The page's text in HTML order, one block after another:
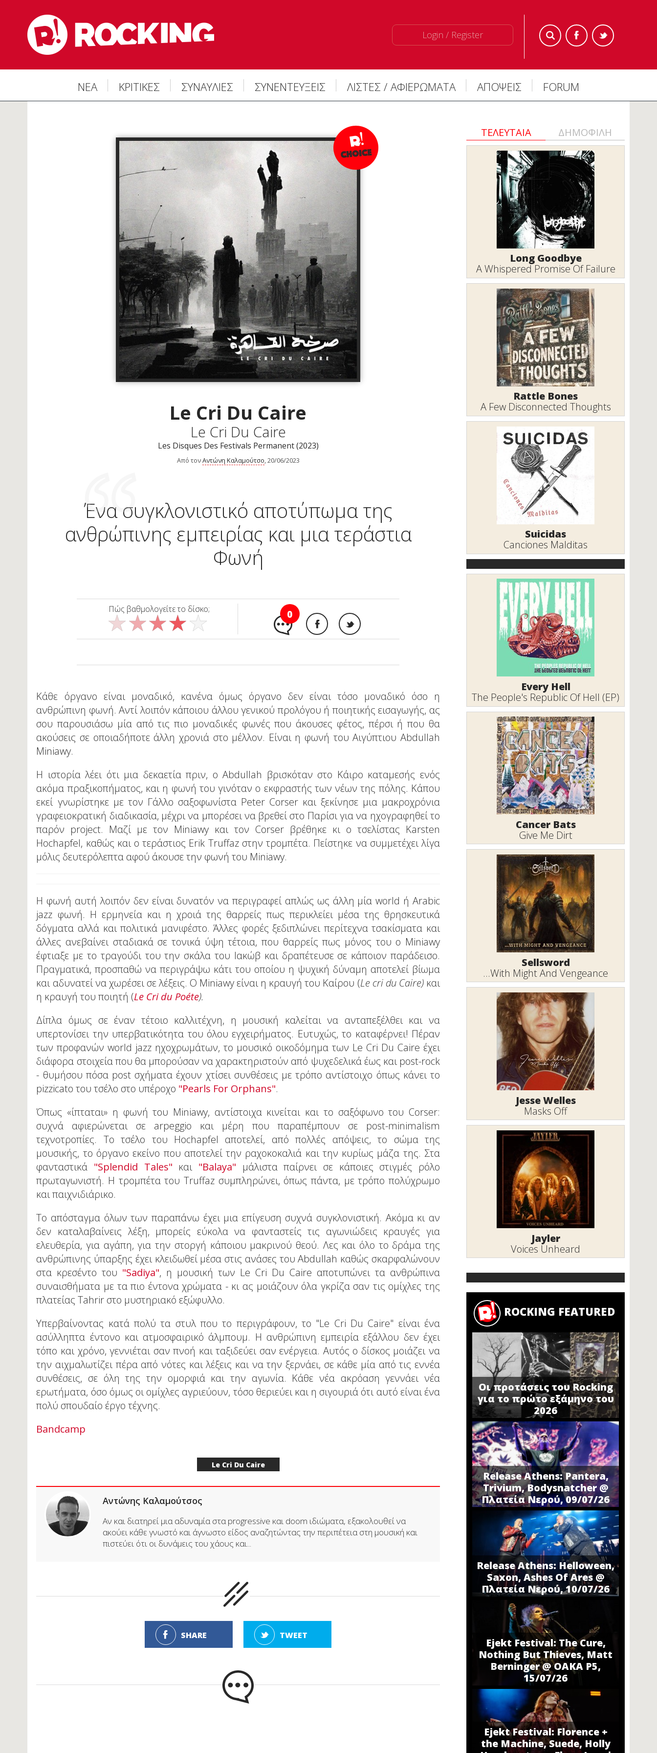
Login / Register
ΝΕΑ ΚΡΙΤΙΚΕΣ ΣΥΝΑΥΛΙΕΣ ΣΥΝΕΝΤΕΥΞΕΙΣ ΛΙΣΤΕΣ / ΑΦΙΕΡΩΜΑΤΑ ΑΠΟΨΕΙΣ FORUM
Le Cri Du Caire
Le Cri Du Caire
Les Disques Des Festivals Permanent (2023)
Από τονΑντώνη Καλαμούτσο, 20/06/2023
Ένα συγκλονιστικό αποτύπωμα της
ανθρώπινης εμπειρίας και μια τεράστια
Φωνή
Πώς βαθμολογείτε το δίσκο; 0
Κάθε όργανο είναι μοναδικό, κανένα όμως όργανο δεν είναι τόσο μοναδικό όσο η
ανθρώπινη φωνή. Αντί λοιπόν κάποιου άλλου γενικού προλόγου ή ποιητικής εισαγωγής, ας
σου παρουσιάσω μία από τις πιο μοναδικές φωνές που άκουσες φέτος, πέρσι ή που θα
ακούσεις σε οποιαδήποτε άλλη χρονιά στο μέλλον. Είναι η φωνή του Αιγύπτιου Abdullah
Miniawy.
Η ιστορία λέει ότι μια δεκαετία πριν, ο Abdullah βρισκόταν στο Κάιρο καταμεσής ενός
ακόμα πραξικοπήματος, και η φωνή του γινόταν ο εκφραστής των νέων της πόλης. Κάπου
εκεί γνωρίστηκε με τον Γάλλο σαξοφωνίστα Peter Corser και ξεκίνησε μια μακροχρόνια
γραφειοκρατική διαδικασία, μέχρι να μπορέσει να βρεθεί στο Παρίσι για να ηχογραφηθεί το
παρόν project. Μαζί με τον Miniawy και τον Corser βρέθηκε κι ο τσελίστας Karsten
Hochapfel, καθώς και ο τεράστιος Erik Truffaz στην τρομπέτα. Πείστηκε να συμμετέχει λίγα
μόλις δευτερόλεπτα αφού άκουσε την φωνή του Miniawy.
Η φωνή αυτή λοιπόν δεν είναι δυνατόν να περιγραφεί απλώς ως άλλη μία world ή Arabic
jazz φωνή. Η ερμηνεία και η χροιά της θαρρείς πως περικλείει μέσα της θρησκευτικά
δόγματα αλλά και πολιτικά μανιφέστο. Άλλες φορές ξεδιπλώνει περίτεχνα τσακίσματα και
άλλες ανεβαίνει σταδιακά σε τονικά ύψη τέτοια, που θαρρείς πως μόνος του ο Miniawy
έφτιαξε με το τραγούδι του την σκάλα του Ιακώβ και δραπέτευσε σε κάποιον παράδεισο.
Πραγματικά, προσπαθώ να περιγράψω κάτι του οποίου η ψυχική δύναμη αποτελεί βίωμα
και αδυνατεί να χωρέσει σε λέξεις. Ο Miniawy είναι η κραυγή του Καίρου (Le cri du Caire)και
η κραυγή του ποιητή (Le Cri du Poéte).
Δίπλα όμως σε έναν τέτοιο καλλιτέχνη, η μουσική καλείται να ανταπεξέλθει και να
υπερτονίσει την υπερβατικότητα του όλου εγχειρήματος. Ευτυχώς, το καταφέρνει! Πέραν
των προφανών world jazz ηχοχρωμάτων, το μουσικό οικοδόμημα των Le Cri Du Caire έχει
διάφορα στοιχεία που θα μπορούσαν να χαρακτηριστούν από ψυχεδελικά έως και post-rock
- θυμήσου πόσα post σχήματα έχουν χτίσει συνθέσεις με τρόπο αντίστοιχο όπως κάνει το
pizzicato του τσέλο στο υπέροχο "Pearls For Orphans".
Όπως «ίπταται» η φωνή του Miniawy, αντίστοιχα κινείται και το σαξόφωνο του Corser:
συχνά αφιερώνεται σε arpeggio και μέρη που παραπέμπουν σε post-minimalism
τεχνοτροπίες. Το τσέλο του Hochapfel αποτελεί, από πολλές απόψεις, το σώμα της
μουσικής, το όργανο εκείνο που αποτελεί την ραχοκοκαλιά και την κυρίως μάζα της. Στα
φανταστικά "Splendid Tales" και "Balaya" μάλιστα παίρνει σε κάποιες στιγμές ρόλο
πρωταγωνιστή. Η τρομπέτα του Truffaz συμπληρώνει, όπως πάντα, με τρόπο πολύχρωμο
και παιχνιδιάρικο.
Το απόσταγμα όλων των παραπάνω έχει μια επίγευση συχνά συγκλονιστική. Ακόμα κι αν
δεν καταλαβαίνεις λέξη, μπορείς εύκολα να φανταστείς τις αγωνιώδεις κραυγές για
ελευθερία, για αγάπη, για την στοργή κάποιου μακρινού θεού. Λες και όλο το δράμα της
ανθρώπινης ύπαρξης έχει κλειδωθεί μέσα στις ανάσες του Abdullah καθώς σκαρφαλώνουν
στα κρεσέντο του "Sadiya", η μουσική των Le Cri Du Caire αποτυπώνει τα ανθρώπινα
συναισθήματα με τα πιο έντονα χρώματα - κι ας μοιάζουν όλα γκρίζα σαν τις ομίχλες της
πλατείας Tahrir στο μυστηριακό εξώφυλλο.
Υπερβαίνοντας κατά πολύ τα στυλ που το περιγράφουν, το "Le Cri Du Caire" είναι ένα
ασύλληπτα έντονο και ατμοσφαιρικό άλμπουμ. Η ανθρώπινη εμπειρία εξάλλου δεν έχει
τόπο και χρόνο, γεννιέται σαν πνοή και ταξιδεύει σαν ενέργεια. Αυτός ο δίσκος μοιάζει να
την αιχμαλωτίζει πέρα από νότες και λέξεις και να την ξερνάει, σε κάθε μία από τις εννέα
συνθέσεις, σε όλη της την ομορφιά και την αγωνία. Κάθε νέα ακρόαση γεννάει νέα
ερωτήματα, όσο όμως οι ομίχλες αγριεύουν, τόσο θεριεύει και η σιγουριά ότι αυτό είναι ένα
πολύ σπουδαίο έργο τέχνης.
Bandcamp
Le Cri Du Caire
Αντώνης Καλαμούτσος
Αν και διατηρεί μια αδυναμία στα progressive και doom ιδιώματα, εξακολουθεί να
ακούει κάθε γνωστό και άγνωστο είδος αναζητώντας την περιπέτεια στη μουσική και
πιστεύει ότι οι δυνάμεις του χάους και...
SHARE TWEET
ΤΕΛΕΥΤΑΙΑ ΔΗΜΟΦΙΛΗ
Long Goodbye
A Whispered Promise Of Failure
Rattle Bones
A Few Disconnected Thoughts
Suicidas
Canciones Malditas
Every Hell
The People's Republic Of Hell (EP)
Cancer Bats
Give Me Dirt
Sellsword
...With Might And Vengeance
Jesse Welles
Masks Off
Jayler
Voices Unheard
ROCKING FEATURED
Οι προτάσεις του Rocking
για το πρώτο εξάμηνο του
2026
Release Athens: Pantera,
Trivium, Bodysnatcher @
Πλατεία Νερού, 09/07/26
Release Athens: Helloween,
Saxon, Ashes Of Ares @
Πλατεία Νερού, 10/07/26
Ejekt Festival: The Cure,
Nothing But Thieves, Matt
Berninger @ ΟΑΚΑ P5,
15/07/26
Ejekt Festival: Florence +
the Machine, Suede, Holly